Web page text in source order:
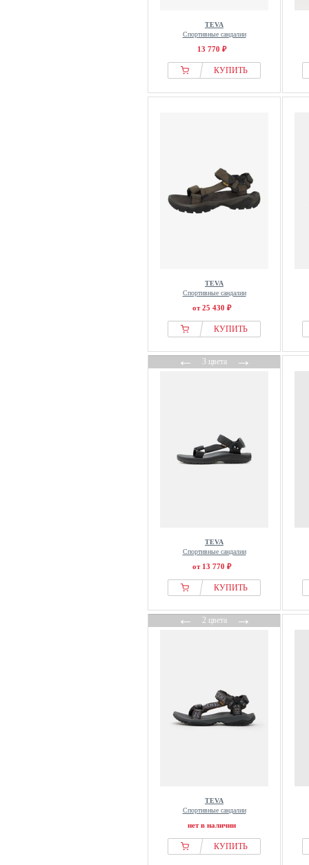
TEVA
Спортивные сандалии
13 770 ₽
КУПИТЬ
TEVA
Спортивные сандалии
от 25 430 ₽
КУПИТЬ
←3 цвета→
TEVA
Спортивные сандалии
от 13 770 ₽
КУПИТЬ
←2 цвета→
TEVA
Спортивные сандалии
нет в наличии
КУПИТЬ